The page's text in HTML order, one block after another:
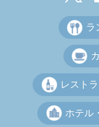
ラ
レスト
ホテル